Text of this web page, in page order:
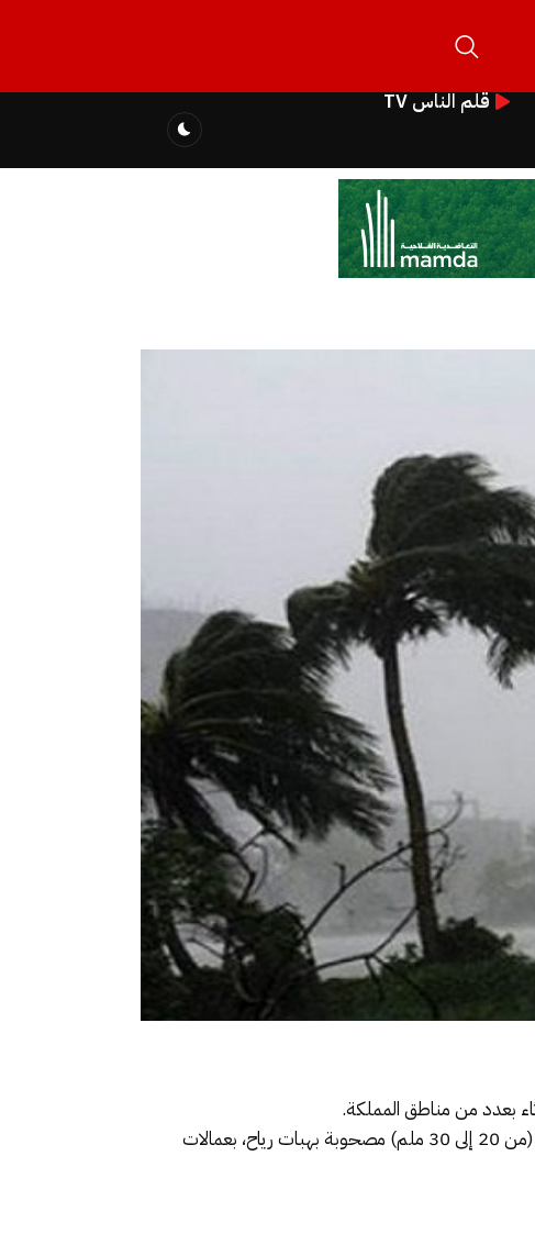
قلم الناس TV
بعدد من مناطق المملكة.
وأوضحت المديرية، في نشرة إنذارية من مستوى يقظة “برتقالي”، أنه من المرتقب تسجيل زخات رعدية محليا قوية (من 20 إلى 30 ملم) مصحوبة بهبات رياح، بعمالات